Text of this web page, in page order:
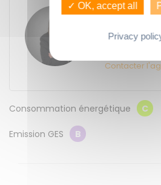
GUENNO -
11 place du
Contacter
Consommation énergétique C
Emission GES B
✓ OK, accept all
Privacy